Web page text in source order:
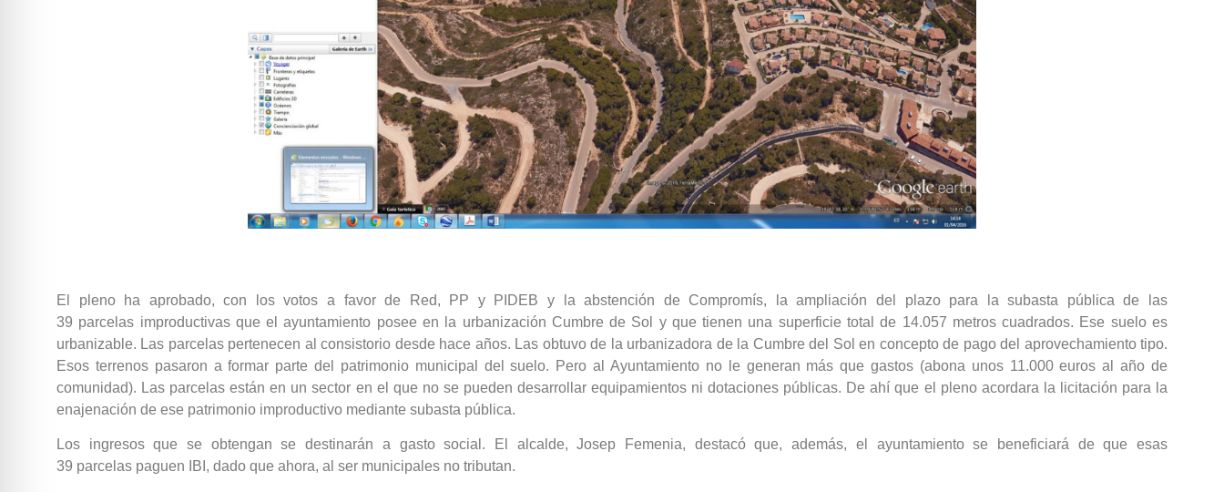
El pleno ha aprobado, con los votos a favor de Red, PP y PIDEB y la abstención de Compromís, la ampliación del plazo para la subasta pública de las
39 parcelas improductivas que el ayuntamiento posee en la urbanización Cumbre de Sol y que tienen una superficie total de 14.057 metros cuadrados. Ese suelo es
urbanizable. Las parcelas pertenecen al consistorio desde hace años. Las obtuvo de la urbanizadora de la Cumbre del Sol en concepto de pago del aprovechamiento tipo.
Esos terrenos pasaron a formar parte del patrimonio municipal del suelo. Pero al Ayuntamiento no le generan más que gastos (abona unos 11.000 euros al año de
comunidad). Las parcelas están en un sector en el que no se pueden desarrollar equipamientos ni dotaciones públicas. De ahí que el pleno acordara la licitación para la
enajenación de ese patrimonio improductivo mediante subasta pública.
Los ingresos que se obtengan se destinarán a gasto social. El alcalde, Josep Femenia, destacó que, además, el ayuntamiento se beneficiará de que esas
39 parcelas paguen IBI, dado que ahora, al ser municipales no tributan.